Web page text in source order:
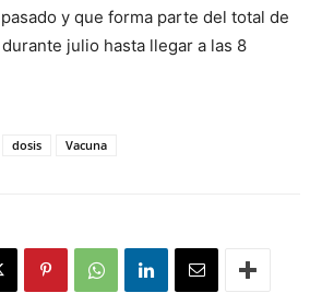
y que forma parte del total de
julio hasta llegar a las 8
dosis Vacuna